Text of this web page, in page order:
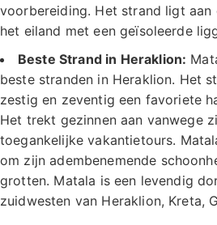
voorbereiding. Het strand ligt
het eiland met een geïsoleerde
Beste Strand in Heraklion:
beste stranden in Heraklion. Het
zestig en zeventig een favoriete
Het trekt gezinnen aan vanwege
toegankelijke vakantietours.
om zijn adembenemende
grotten. Matala is een levendig
zuidwesten van Heraklion, Kreta,